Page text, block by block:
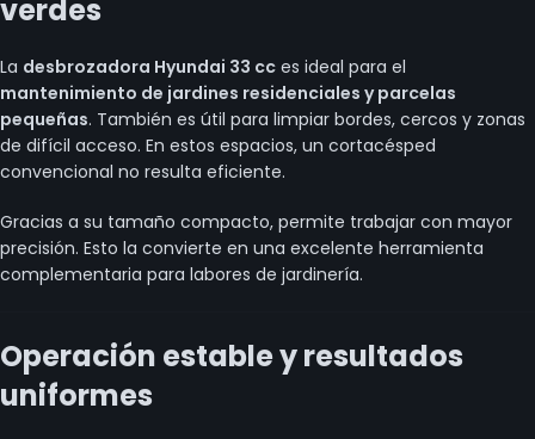
verdes
La desbrozadora Hyundai 33 cc es ideal para el
mantenimiento de jardines residenciales y parcelas
pequeñas. También es útil para limpiar bordes, cercos y zonas
de difícil acceso. En estos espacios, un cortacésped
convencional no resulta eficiente.
Gracias a su tamaño compacto, permite trabajar con mayor
precisión. Esto la convierte en una excelente herramienta
complementaria para labores de jardinería.
Operación estable y resultados
uniformes